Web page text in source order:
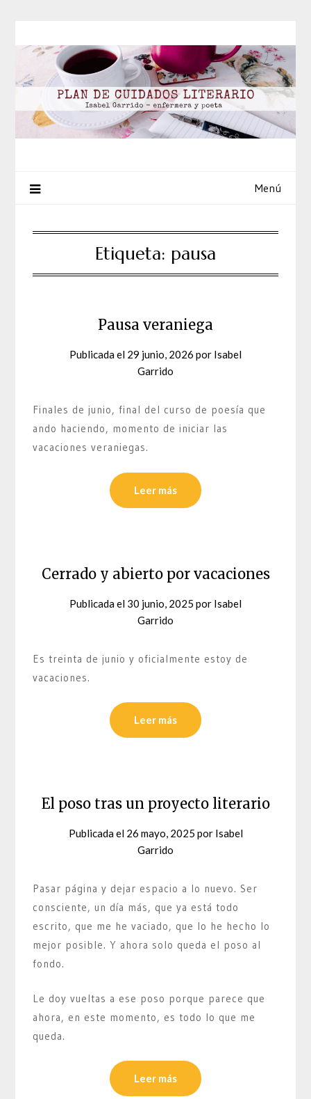
contenido
Menú
Etiqueta: pausa
Pausa veraniega
Publicada el 29 junio, 2026 por Isabel
Garrido
Finales de junio, final del curso de poesía que
ando haciendo, momento de iniciar las
vacaciones veraniegas.
Leer más
Cerrado y abierto por vacaciones
Publicada el 30 junio, 2025 por Isabel
Garrido
Es treinta de junio y oficialmente estoy de
vacaciones.
Leer más
El poso tras un proyecto literario
Publicada el 26 mayo, 2025 por Isabel
Garrido
Pasar página y dejar espacio a lo nuevo. Ser
consciente, un día más, que ya está todo
escrito, que me he vaciado, que lo he hecho lo
mejor posible. Y ahora solo queda el poso al
fondo.
Le doy vueltas a ese poso porque parece que
ahora, en este momento, es todo lo que me
queda.
Leer más